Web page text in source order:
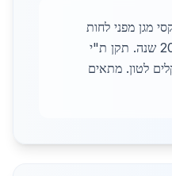
מגן מפני לחות
גבוהה בירושלים. עמידות 20 שנה. תקן ת"י
נוסף 500 שקלים לטון. מתאים